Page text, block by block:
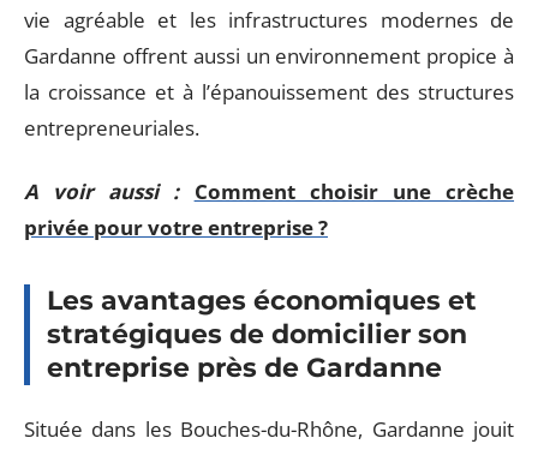
vie agréable et les infrastructures modernes de
Gardanne offrent aussi un environnement propice à
la croissance et à l’épanouissement des structures
entrepreneuriales.
A voir aussi : Comment choisir une crèche
privée pour votre entreprise ?
Les avantages économiques et
stratégiques de domicilier son
entreprise près de Gardanne
Située dans les Bouches-du-Rhône, Gardanne jouit